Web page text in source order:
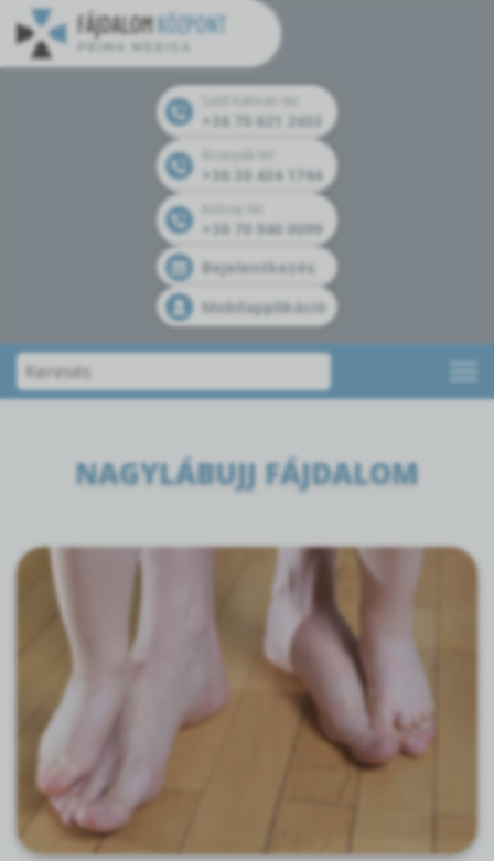
+36 70 621 2433
+36 30 434 1744
+36 70 940 0099
Bejelentkezés
Mobilapplikáció
NAGYLÁBUJJ FÁJDALOM